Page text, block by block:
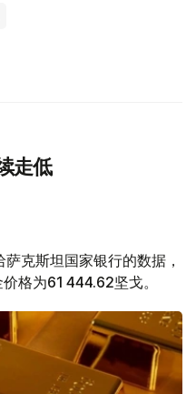
走低
萨克斯坦国家银行的数据，
格为61 444.62坚戈。